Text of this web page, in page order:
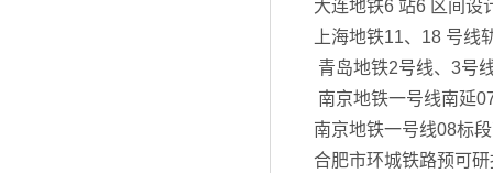
大连地铁6 站6 区间设
上海地铁11、18 号线
青岛地铁2号线、3号
南京地铁一号线南延
南京地铁一号线08标
合肥市环城铁路预可